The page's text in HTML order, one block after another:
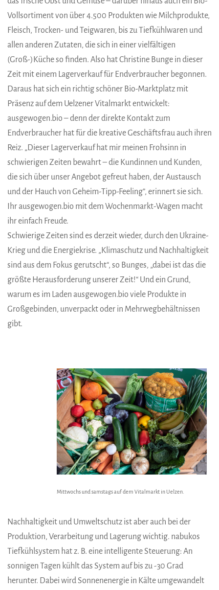
Vollsortiment von über 4.500 Produkten wie Milchprodukte,
Fleisch, Trocken- und Teigwaren, bis zu Tiefkühlwaren und
allen anderen Zutaten, die sich in einer vielfältigen
(Groß-)Küche so finden. Also hat Christine Bunge in dieser
Zeit mit einem Lagerverkauf für Endverbraucher begonnen.
Daraus hat sich ein richtig schöner Bio-Marktplatz mit
Präsenz auf dem Uelzener Vitalmarkt entwickelt:
ausgewogen.bio – denn der direkte Kontakt zum
Endverbraucher hat für die kreative Geschäftsfrau auch ihren
Reiz. „Dieser Lagerverkauf hat mir meinen Frohsinn in
schwierigen Zeiten bewahrt – die Kundinnen und Kunden,
die sich über unser Angebot gefreut haben, der Austausch
und der Hauch von Geheim-Tipp-Feeling”, erinnert sie sich.
Ihr ausgewogen.bio mit dem Wochenmarkt-Wagen macht
ihr einfach Freude.
Schwierige Zeiten sind es derzeit wieder, durch den Ukraine-
Krieg und die Energiekrise. „Klimaschutz und Nachhaltigkeit
sind aus dem Fokus gerutscht“, so Bunges, „dabei ist das die
größte Herausforderung unserer Zeit!“ Und ein Grund,
warum es im Laden ausgewogen.bio viele Produkte in
Großgebinden, unverpackt oder in Mehrwegbehältnissen
gibt.
Mittwochs und samstags auf dem Vitalmarkt in Uelzen.
Nachhaltigkeit und Umweltschutz ist aber auch bei der
Produktion, Verarbeitung und Lagerung wichtig. nabukos
Tiefkühlsystem hat z. B. eine intelligente Steuerung: An
sonnigen Tagen kühlt das System auf bis zu -30 Grad
herunter. Dabei wird Sonnenenergie in Kälte umgewandelt